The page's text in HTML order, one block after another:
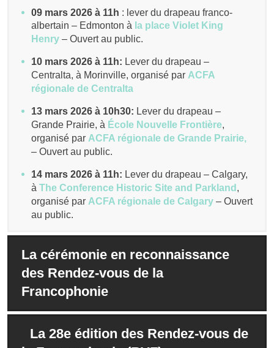
09 mars 2026 à 11h : lever du drapeau franco-
albertain – Edmonton à la place Violet King
Henry – Ouvert au public.
10 mars 2026 à 11h: Lever du drapeau –
Centralta, à Morinville, organisé par ACFA
régionale de Centralta
13 mars 2026 à 10h30: Lever du drapeau –
Grande Prairie, à École Nouvelle Frontière,
organisé par ACFA régionale de Grande Prairie,
– Ouvert au public.
14 mars 2026 à 11h: Lever du drapeau – Calgary,
à The Conference Historic Site and Parkland ,
organisé par ACFA régionale de Calgary – Ouvert
au public.
La cérémonie en reconnaissance
des Rendez-vous de la
Francophonie
La 28e édition des Rendez-vous de